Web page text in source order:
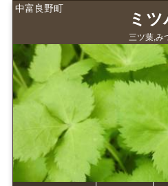
中富良野町
ミツ
三ツ葉,み